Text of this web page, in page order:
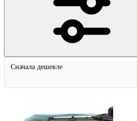
Сначала дешевле